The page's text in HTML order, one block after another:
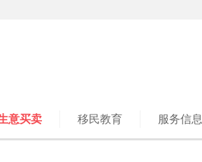
意买卖 移民教育 服务信息